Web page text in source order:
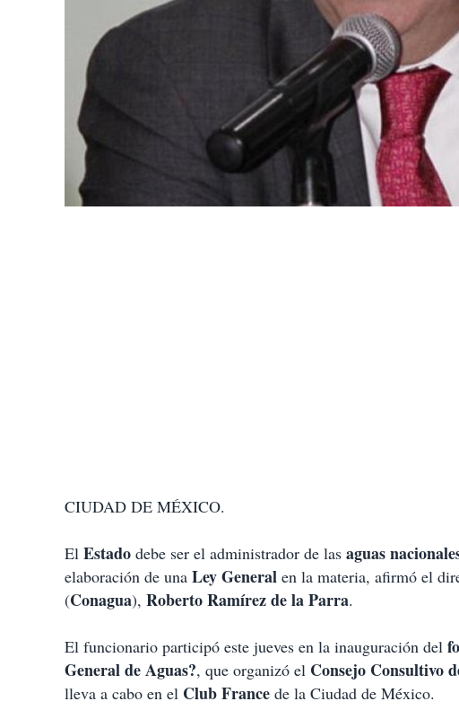
CIUDAD DE MÉXICO.
El Estado debe ser el administrador de las aguas
elaboración de una Ley General en la materia, afirmó el
(Conagua), Roberto Ramírez de la Parra.
El funcionario participó este jueves en la inauguración del
General de Aguas?, que organizó el Consejo Consultivo
lleva a cabo en el Club France de la Ciudad de México.